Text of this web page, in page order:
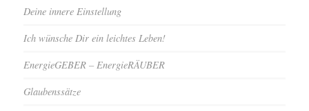
Deine innere Einstellung
Ich wünsche Dir ein leichtes Leben!
EnergieGEBER – EnergieRÄUBER
Glaubenssätze